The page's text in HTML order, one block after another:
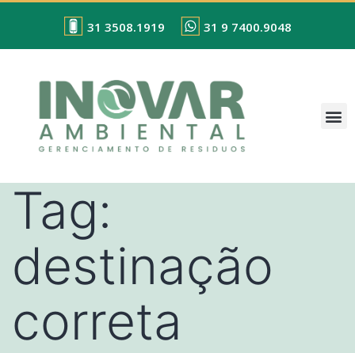
31 3508.1919 31 9 7400.9048
Tag:
destinação
correta